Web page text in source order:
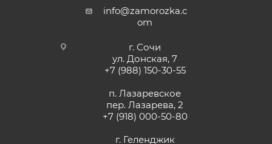
info@zamorozka.c
om
г. Сочи
ул. Донская, 7
+7 (988) 150-30-55
п. Лазаревское
пер. Лазарева, 2
+7 (918) 000-50-80
г. Геленджик